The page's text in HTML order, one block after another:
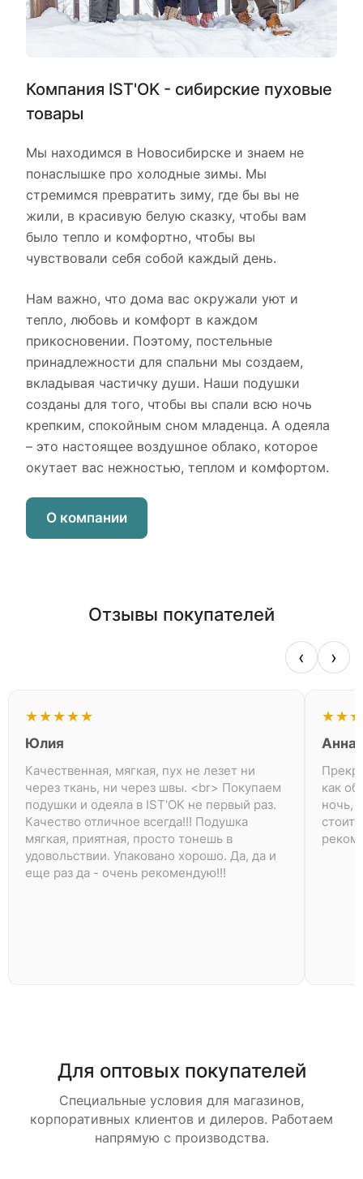
Компания IST'OK - сибирские пуховые
товары
Мы находимся в Новосибирске и знаем не
понаслышке про холодные зимы. Мы
стремимся превратить зиму, где бы вы не
жили, в красивую белую сказку, чтобы вам
было тепло и комфортно, чтобы вы
чувствовали себя собой каждый день.
Нам важно, что дома вас окружали уют и
тепло, любовь и комфорт в каждом
прикосновении. Поэтому, постельные
принадлежности для спальни мы создаем,
вкладывая частичку души. Наши подушки
созданы для того, чтобы вы спали всю ночь
крепким, спокойным сном младенца. А одеяла
– это настоящее воздушное облако, которое
окутает вас нежностью, теплом и комфортом.
О компании
Отзывы покупателей
‹ ›
★★★★★
Юлия
Качественная, мягкая, пух не лезет ни
через ткань, ни через швы. <br> Покупаем
подушки и одеяла в IST'OK не первый раз.
Качество отличное всегда!!! Подушка
мягкая, приятная, просто тонешь в
удовольствии. Упаковано хорошо. Да, да и
еще раз да - очень рекомендую!!!
★★★
Анна
как
ночь,
стоит
Для оптовых покупателей
Специальные условия для магазинов,
корпоративных клиентов и дилеров. Работаем
напрямую с производства.